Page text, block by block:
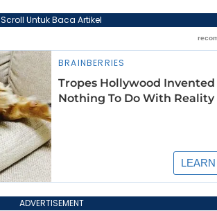
Scroll Untuk Baca Artikel
ADVERTISEMENT